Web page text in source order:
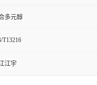
多元醇
T13216
江宇